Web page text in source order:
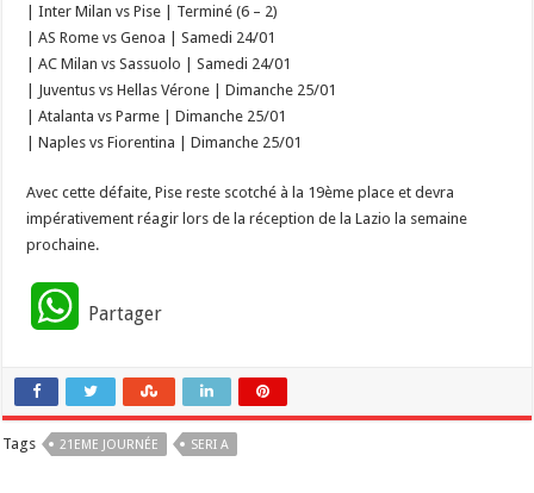
| Inter Milan vs Pise | Terminé (6 – 2)
| AS Rome vs Genoa | Samedi 24/01
| AC Milan vs Sassuolo | Samedi 24/01
| Juventus vs Hellas Vérone | Dimanche 25/01
| Atalanta vs Parme | Dimanche 25/01
| Naples vs Fiorentina | Dimanche 25/01
Avec cette défaite, Pise reste scotché à la 19ème place et devra
impérativement réagir lors de la réception de la Lazio la semaine
prochaine.
W
a
t
Partager
Tags 21EME JOURNÉE SERI A